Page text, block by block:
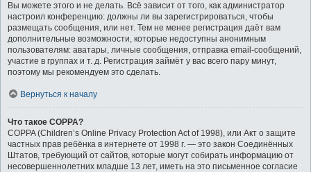
Вы можете этого и не делать. Всё зависит от того, как администратор
настроил конференцию: должны ли вы зарегистрироваться, чтобы
размещать сообщения, или нет. Тем не менее регистрация даёт вам
дополнительные возможности, которые недоступны анонимным
пользователям: аватары, личные сообщения, отправка email-сообщений,
участие в группах и т. д. Регистрация займёт у вас всего пару минут,
поэтому мы рекомендуем это сделать.
Вернуться к началу
Что такое COPPA?
COPPA (Children’s Online Privacy Protection Act of 1998), или Акт о защите
частных прав ребёнка в интернете от 1998 г. — это закон Соединённых
Штатов, требующий от сайтов, которые могут собирать информацию от
несовершеннолетних младше 13 лет, иметь на это письменное согласие